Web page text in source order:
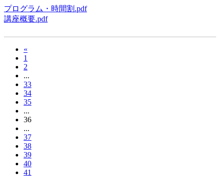
プログラム・時間割.pdf
講座概要.pdf
«
1
2
...
33
34
35
...
36
...
37
38
39
40
41